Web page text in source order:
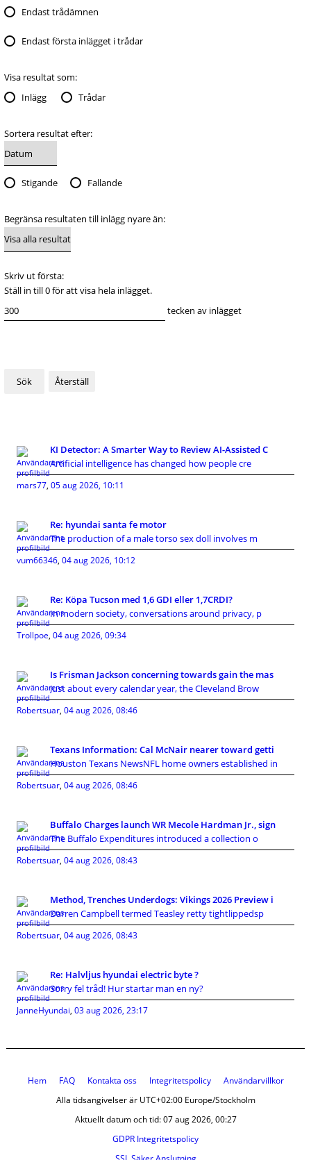
Endast trådämnen
Endast första inlägget i trådar
Visa resultat som:
Inlägg
Trådar
Sortera resultat efter:
Stigande Fallande
Begränsa resultaten till inlägg nyare än:
Skriv ut första:
Ställ in till 0 för att visa hela inlägget.
tecken av inlägget
KI Detector: A Smarter Way to Review AI-Assisted C
Artificial intelligence has changed how people cre
mars77, 05 aug 2026, 10:11
Re: hyundai santa fe motor
The production of a male torso sex doll involves m
vum66346, 04 aug 2026, 10:12
Re: Köpa Tucson med 1,6 GDI eller 1,7CRDI?
In modern society, conversations around privacy, p
Trollpoe, 04 aug 2026, 09:34
Is Frisman Jackson concerning towards gain the mas
Just about every calendar year, the Cleveland Brow
Robertsuar, 04 aug 2026, 08:46
Texans Information: Cal McNair nearer toward getti
Houston Texans NewsNFL home owners established in
Robertsuar, 04 aug 2026, 08:46
Buffalo Charges launch WR Mecole Hardman Jr., sign
The Buffalo Expenditures introduced a collection o
Robertsuar, 04 aug 2026, 08:43
Method, Trenches Underdogs: Vikings 2026 Preview i
Darren Campbell termed Teasley retty tightlippedsp
Robertsuar, 04 aug 2026, 08:43
Re: Halvljus hyundai electric byte ?
Sorry fel tråd! Hur startar man en ny?
JanneHyundai, 03 aug 2026, 23:17
Hem FAQ Kontakta oss Integritetspolicy
Användarvillkor
Alla tidsangivelser är UTC+02:00 Europe/Stockholm
Aktuellt datum och tid: 07 aug 2026, 00:27
GDPR Integritetspolicy